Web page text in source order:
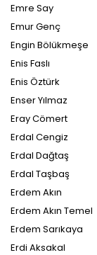
Emre Say
Emur Genç
Engin Bölükmeşe
Enis Faslı
Enis Öztürk
Enser Yılmaz
Eray Cömert
Erdal Cengiz
Erdal Dağtaş
Erdal Taşbaş
Erdem Akın
Erdem Akın Temel
Erdem Sarıkaya
Erdi Aksakal